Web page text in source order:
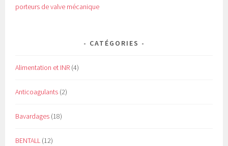
porteurs de valve mécanique
CATÉGORIES
Alimentation et INR (4)
Anticoagulants (2)
Bavardages (18)
BENTALL (12)